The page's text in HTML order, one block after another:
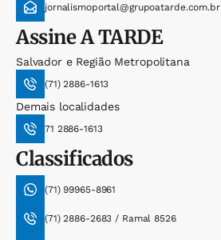
jornalismoportal@grupoatarde.com.br
AssineA TARDE
Salvador e Região Metropolitana
(71) 2886-1613
Demais localidades
71 2886-1613
Classificados
(71) 99965-8961
(71) 2886-2683 / Ramal 8526